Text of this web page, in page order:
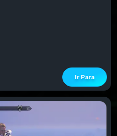
Ir Para